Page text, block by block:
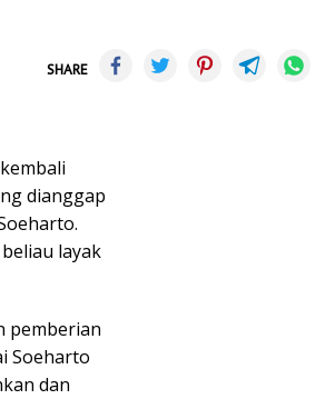
SHARE
dianggap
layak
pemberian
Soeharto
dan